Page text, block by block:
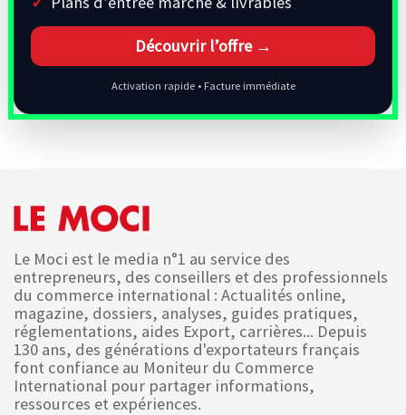
Découvrir l’offre →
Activation rapide • Facture immédiate
Le Moci est le media n°1 au service des
entrepreneurs, des conseillers et des professionnels
du commerce international : Actualités online,
magazine, dossiers, analyses, guides pratiques,
réglementations, aides Export, carrières... Depuis
130 ans, des générations d'exportateurs français
font confiance au Moniteur du Commerce
International pour partager informations,
ressources et expériences.